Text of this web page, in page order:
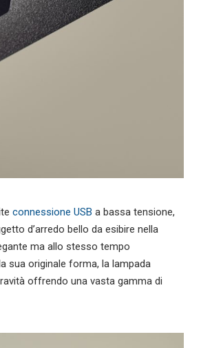
connessione USB a bassa tensione,
d’arredo bello da esibire nella
ma allo stesso tempo
sua originale forma, la lampada
offrendo una vasta gamma di